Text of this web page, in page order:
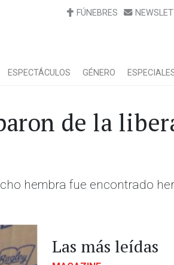
FÚNEBRES
ESPECTÁCULOS GÉNERO
de la
hembra fue encontrado
Las más leídas